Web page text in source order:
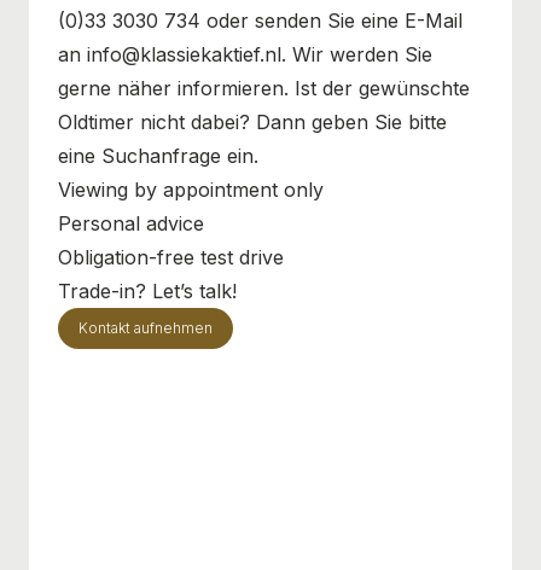
(0)33 3030 734 oder senden Sie eine E-Mail
an info@klassiekaktief.nl. Wir werden Sie
gerne näher informieren. Ist der gewünschte
Oldtimer nicht dabei? Dann geben Sie bitte
eine Suchanfrage ein.
Viewing by appointment only
Personal advice
Obligation-free test drive
Trade-in? Let’s talk!
Kontakt aufnehmen